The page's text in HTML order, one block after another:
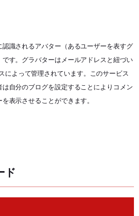
識されるアバター（あるユーザーを表すグ
す。グラバターはメールアドレスと紐づい
によって管理されています。このサービス
自分のブログを設定することによりコメン
表示させることができます。
ド